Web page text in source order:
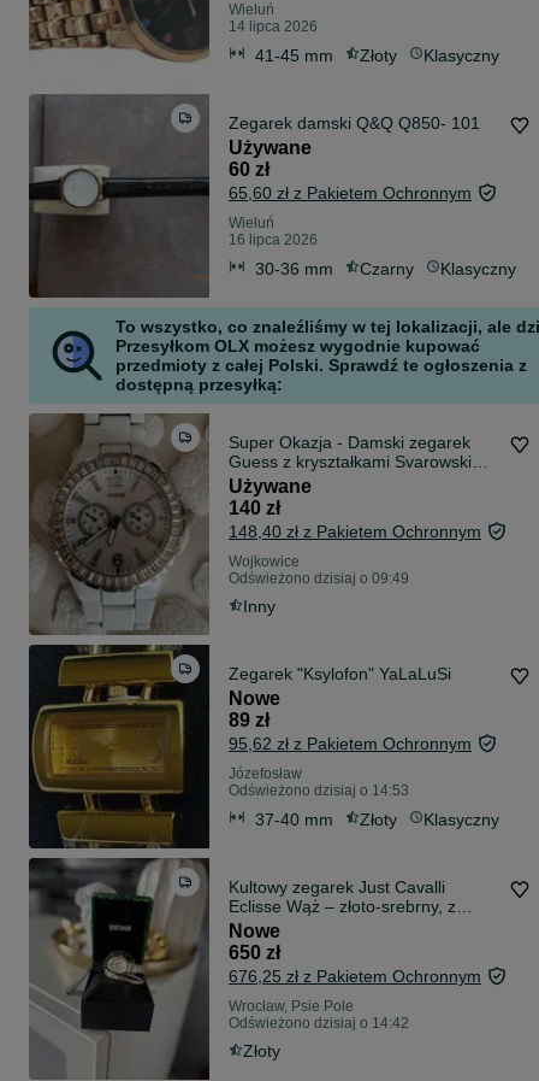
Wieluń
14 lipca 2026
41-45 mm Złoty Klasyczny
Zegarek damski Q&Q Q850- 101
Używane
60 zł
65,60 zł z Pakietem Ochronnym
Wieluń
16 lipca 2026
30-36 mm Czarny Klasyczny
To wszystko, co znaleźliśmy w tej lokalizacji, ale
Przesyłkom OLX możesz wygodnie kupować
przedmioty z całej Polski. Sprawdź te ogłoszenia z
dostępną przesyłką:
Super Okazja - Damski zegarek
Guess z kryształkami Svarowski
oraz tarczą z masy perłowej
Używane
140 zł
148,40 zł z Pakietem Ochronnym
Wojkowice
Odświeżono dzisiaj o 09:49
Inny
Zegarek "Ksylofon" YaLaLuSi
Nowe
89 zł
95,62 zł z Pakietem Ochronnym
Józefosław
Odświeżono dzisiaj o 14:53
37-40 mm Złoty Klasyczny
Kultowy zegarek Just Cavalli
Eclisse Wąż – złoto-srebrny, z
metką
Nowe
650 zł
676,25 zł z Pakietem Ochronnym
Wrocław, Psie Pole
Odświeżono dzisiaj o 14:42
Złoty